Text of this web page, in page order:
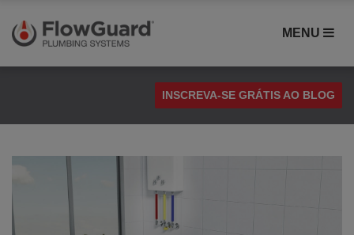
MENU
INSCREVA-SE GRÁTIS AO BLOG
Comparação de Materiais
CPVC FlowGuard